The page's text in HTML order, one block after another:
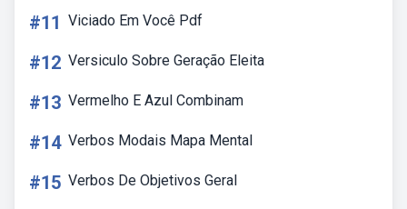
#11 Viciado Em Você Pdf
#12 Versiculo Sobre Geração Eleita
#13 Vermelho E Azul Combinam
#14 Verbos Modais Mapa Mental
#15 Verbos De Objetivos Geral